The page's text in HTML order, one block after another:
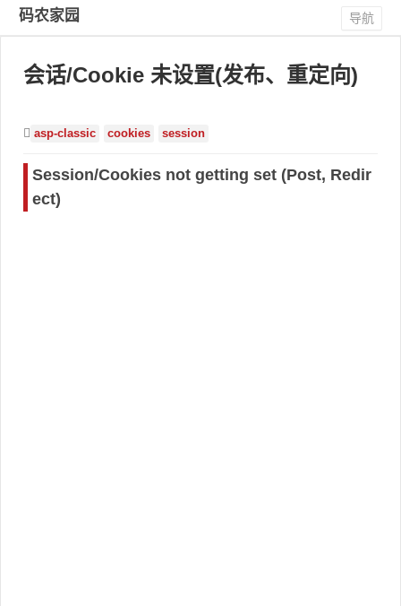
码农家园 导航
会话/Cookie 未设置(发布、重定向)
asp-classic cookies session
Session/Cookies not getting set (Post, Redir
ect)